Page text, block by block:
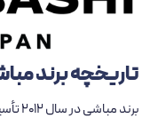
تاریخچه برند